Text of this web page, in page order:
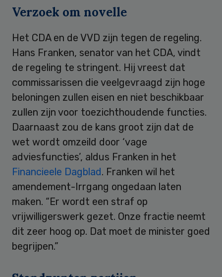
Verzoek om novelle
Het CDA en de VVD zijn tegen de regeling.
Hans Franken, senator van het CDA, vindt
de regeling te stringent. Hij vreest dat
commissarissen die veelgevraagd zijn hoge
beloningen zullen eisen en niet beschikbaar
zullen zijn voor toezichthoudende functies.
Daarnaast zou de kans groot zijn dat de
wet wordt omzeild door ‘vage
adviesfuncties’, aldus Franken in het
Financieele Dagblad. Franken wil het
amendement-Irrgang ongedaan laten
maken. “Er wordt een straf op
vrijwilligerswerk gezet. Onze fractie neemt
dit zeer hoog op. Dat moet de minister goed
begrijpen.”